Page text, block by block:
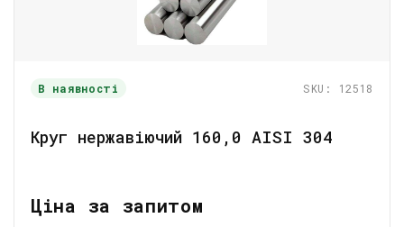
В наявності SKU: 12518
Круг нержавіючий 160,0 АІSI 304
Ціна за запитом